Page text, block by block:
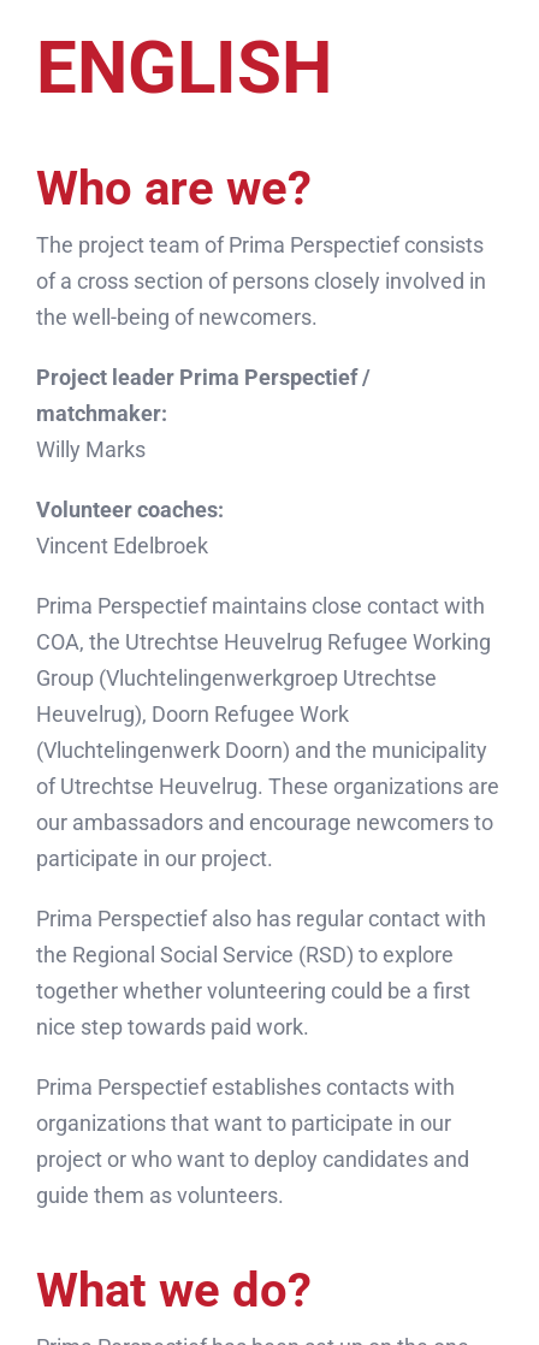
ENGLISH
Who are we?
The project team of Prima Perspectief consists
of a cross section of persons closely involved in
the well-being of newcomers.
Project leader Prima Perspectief /
matchmaker:
Willy Marks
Volunteer coaches:
Vincent Edelbroek
Prima Perspectief maintains close contact with
COA, the Utrechtse Heuvelrug Refugee Working
Group (Vluchtelingenwerkgroep Utrechtse
Heuvelrug), Doorn Refugee Work
(Vluchtelingenwerk Doorn) and the municipality
of Utrechtse Heuvelrug. These organizations are
our ambassadors and encourage newcomers to
participate in our project.
Prima Perspectief also has regular contact with
the Regional Social Service (RSD) to explore
together whether volunteering could be a first
nice step towards paid work.
Prima Perspectief establishes contacts with
organizations that want to participate in our
project or who want to deploy candidates and
guide them as volunteers.
What we do?